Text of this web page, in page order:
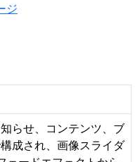
ジ
らせ、コンテンツ、ブ
成され、画像スライダ